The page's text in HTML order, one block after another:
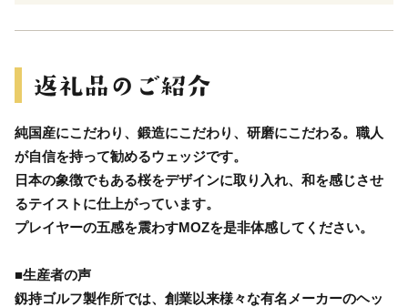
純国産にこだわり、鍛造にこだわり、研磨にこだわる。職人
が自信を持って勧めるウェッジです。
日本の象徴でもある桜をデザインに取り入れ、和を感じさせ
るテイストに仕上がっています。
プレイヤーの五感を震わすMOZを是非体感してください。
■生産者の声
釼持ゴルフ製作所では、創業以来様々な有名メーカーのヘッ